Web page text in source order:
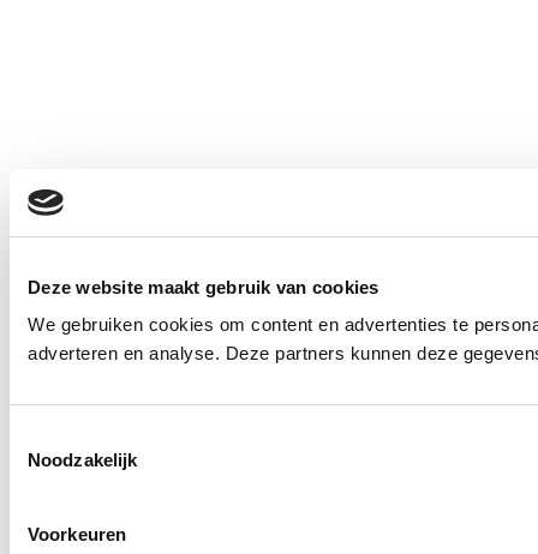
Deze website maakt gebruik van cookies
We gebruiken cookies om content en advertenties te
adverteren en analyse. Deze partners kunnen deze
Noodzakelijk
Voorkeuren